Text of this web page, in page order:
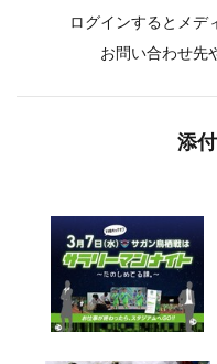
ログインするとメデ
お問い合わせ先
添